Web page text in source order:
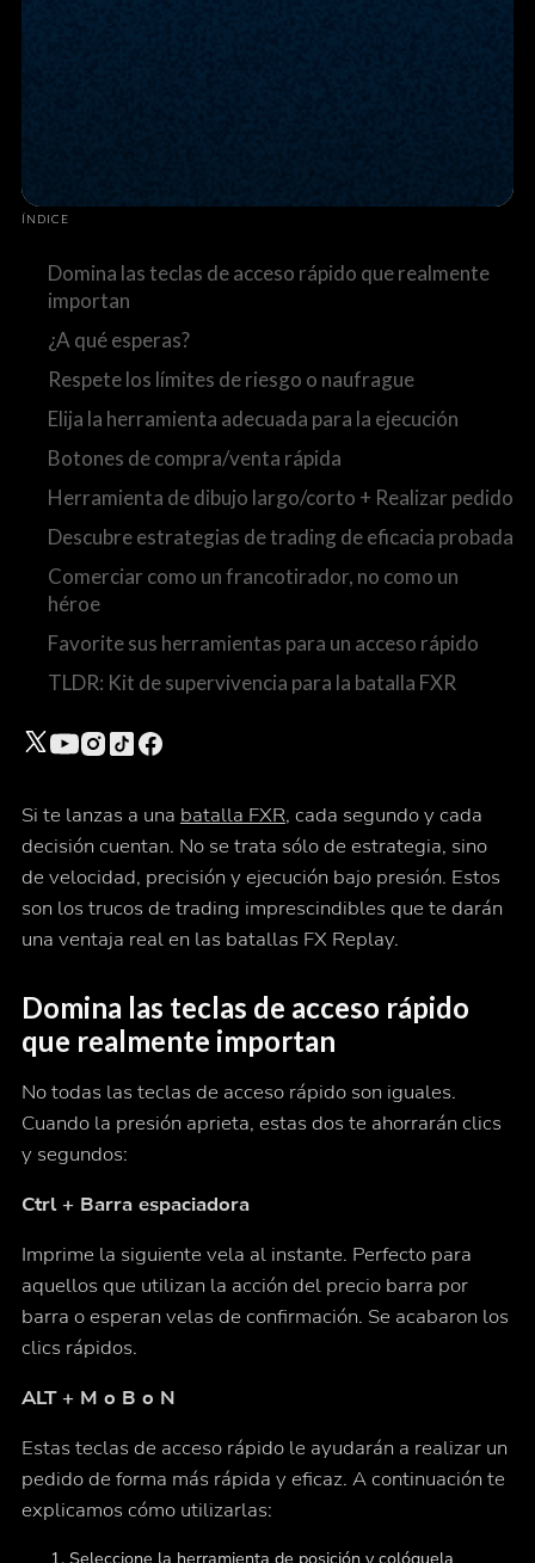
Si te lanzas a una batalla FXR, cada segundo y cada
decisión cuentan. No se trata sólo de estrategia, sino
de velocidad, precisión y ejecución bajo presión. Estos
son los trucos de trading imprescindibles que te darán
una ventaja real en las batallas FX Replay.
Domina las teclas de acceso rápido
que realmente importan
No todas las teclas de acceso rápido son iguales.
Cuando la presión aprieta, estas dos te ahorrarán clics
y segundos:
Ctrl + Barra espaciadora
Imprime la siguiente vela al instante. Perfecto para
aquellos que utilizan la acción del precio barra por
barra o esperan velas de confirmación. Se acabaron los
clics rápidos.
ALT + M o B o N
Estas teclas de acceso rápido le ayudarán a realizar un
pedido de forma más rápida y eficaz. A continuación te
explicamos cómo utilizarlas:
Seleccione la herramienta de posición y colóquela
ÍNDICE
Domina las teclas de acceso rápido que realmente
importan
¿A qué esperas?
Respete los límites de riesgo o naufrague
Elija la herramienta adecuada para la ejecución
Botones de compra/venta rápida
Herramienta de dibujo largo/corto + Realizar pedido
Descubre estrategias de trading de eficacia probada
Comerciar como un francotirador, no como un
héroe
Favorite sus herramientas para un acceso rápido
TLDR: Kit de supervivencia para la batalla FXR